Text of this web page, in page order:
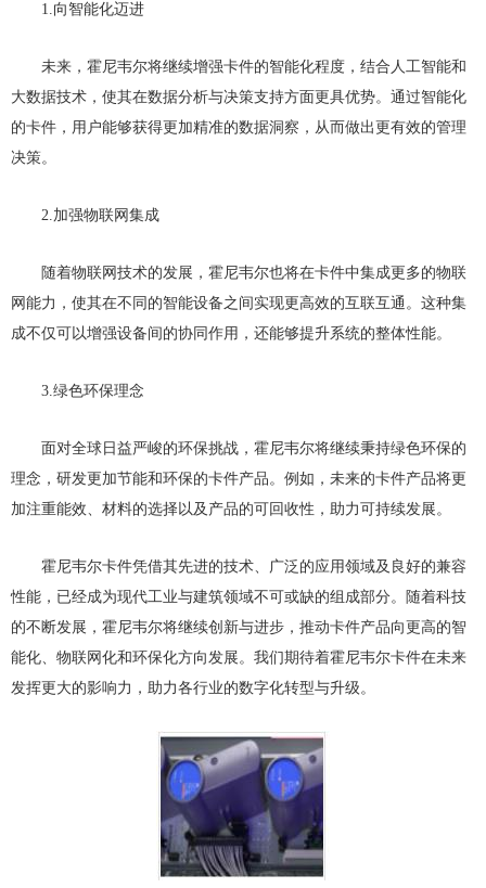
1.向智能化迈进
未来，霍尼韦尔将继续增强卡件的智能化程度，结合人工智能和
大数据技术，使其在数据分析与决策支持方面更具优势。通过智能化
的卡件，用户能够获得更加精准的数据洞察，从而做出更有效的管理
决策。
2.加强物联网集成
随着物联网技术的发展，霍尼韦尔也将在卡件中集成更多的物联
网能力，使其在不同的智能设备之间实现更高效的互联互通。这种集
成不仅可以增强设备间的协同作用，还能够提升系统的整体性能。
3.绿色环保理念
面对全球日益严峻的环保挑战，霍尼韦尔将继续秉持绿色环保的
理念，研发更加节能和环保的卡件产品。例如，未来的卡件产品将更
加注重能效、材料的选择以及产品的可回收性，助力可持续发展。
霍尼韦尔卡件凭借其先进的技术、广泛的应用领域及良好的兼容
性能，已经成为现代工业与建筑领域不可或缺的组成部分。随着科技
的不断发展，霍尼韦尔将继续创新与进步，推动卡件产品向更高的智
能化、物联网化和环保化方向发展。我们期待着霍尼韦尔卡件在未来
发挥更大的影响力，助力各行业的数字化转型与升级。